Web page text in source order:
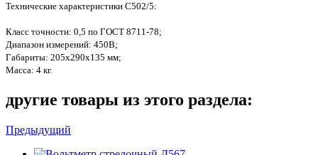
Технические характеристики С502/5:
Класс точности: 0,5 по ГОСТ 8711-78;
Диапазон измерений: 450В;
Габариты: 205х290х135 мм;
Масса: 4 кг.
другие товары из этого раздела:
Предыдущий